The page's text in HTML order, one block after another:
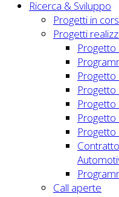
Ricerca & Sviluppo
Progetti in
Progetti
Progetto
Progetto
Progetto
Call aperte